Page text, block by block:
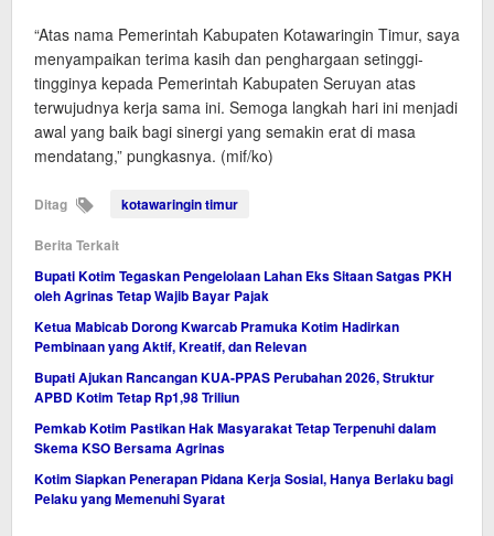
“Atas nama Pemerintah Kabupaten Kotawaringin Timur, saya
menyampaikan terima kasih dan penghargaan setinggi-
tingginya kepada Pemerintah Kabupaten Seruyan atas
terwujudnya kerja sama ini. Semoga langkah hari ini menjadi
awal yang baik bagi sinergi yang semakin erat di masa
mendatang,” pungkasnya. (mif/ko)
Ditag kotawaringin timur
Berita Terkait
Bupati Kotim Tegaskan Pengelolaan Lahan Eks Sitaan Satgas PKH
oleh Agrinas Tetap Wajib Bayar Pajak
Ketua Mabicab Dorong Kwarcab Pramuka Kotim Hadirkan
Pembinaan yang Aktif, Kreatif, dan Relevan
Bupati Ajukan Rancangan KUA-PPAS Perubahan 2026, Struktur
APBD Kotim Tetap Rp1,98 Triliun
Pemkab Kotim Pastikan Hak Masyarakat Tetap Terpenuhi dalam
Skema KSO Bersama Agrinas
Kotim Siapkan Penerapan Pidana Kerja Sosial, Hanya Berlaku bagi
Pelaku yang Memenuhi Syarat